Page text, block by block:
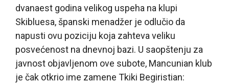
dvanaest godina velikog uspeha na klupi
Skibluesa, španski menadžer je odlučio da
napusti ovu poziciju koja zahteva veliku
posvećenost na dnevnoj bazi. U saopštenju za
javnost objavljenom ove subote, Mancunian klub
je čak otkrio ime zamene Tkiki Begiristian: